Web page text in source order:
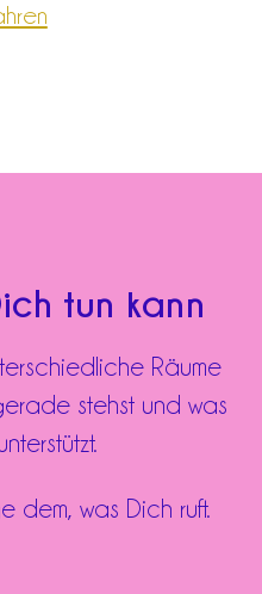
tun kann
Räume
stehst und was
dem, was Dich ruft.